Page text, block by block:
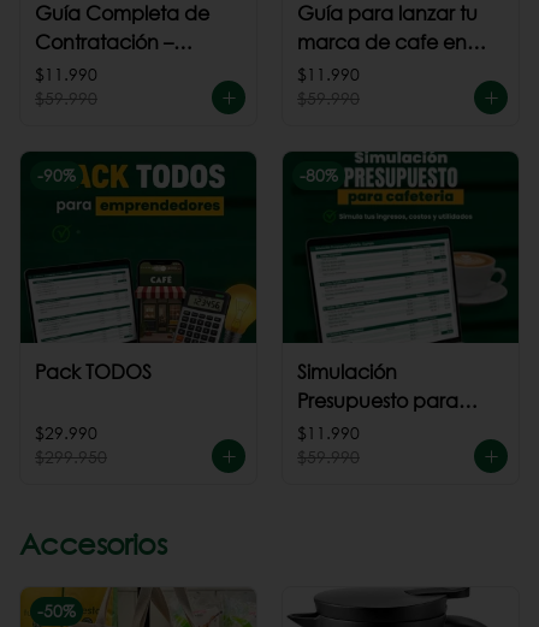
Guía Completa de
Contratación –
Barista Junior
$11.990
$59.990
Guía para lanzar tu
marca de cafe en
Chile
$11.990
$59.990
-90%
Pack TODOS
$29.990
$299.950
-80%
Simulación
Presupuesto para
cafeteria
$11.990
$59.990
Accesorios
-50%